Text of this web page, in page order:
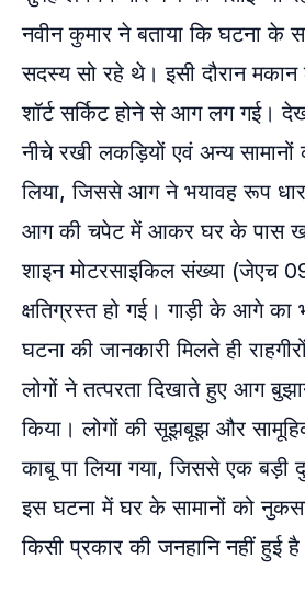
नवीन कुमार ने बताया कि घटना के
सदस्य सो रहे थे। इसी दौरान
शॉर्ट सर्किट होने से आग लग गई।
नीचे रखी लकड़ियों एवं अन्य
लिया, जिससे आग ने भयावह रूप
आग की चपेट में आकर घर के पास
शाइन मोटरसाइकिल संख्या (जेएच
क्षतिग्रस्त हो गई। गाड़ी के आगे का
घटना की जानकारी मिलते ही
लोगों ने तत्परता दिखाते हुए आग
किया। लोगों की सूझबूझ और
काबू पा लिया गया, जिससे एक बड़ी
इस घटना में घर के सामानों को
किसी प्रकार की जनहानि नहीं हुई